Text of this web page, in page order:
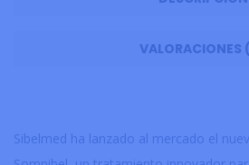
VALORACIONES
Sibelmed ha lanzado al mercado el